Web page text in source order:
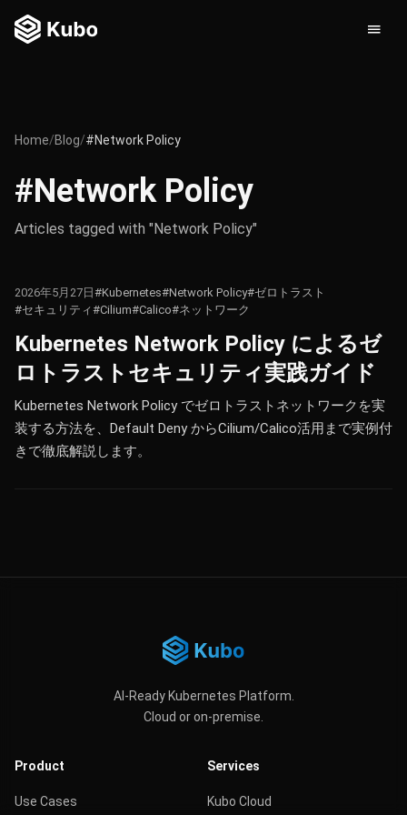
Home/Blog/#Network Policy
#Network Policy
Articles tagged with "Network Policy"
2026年5月27日 #Kubernetes#Network Policy#ゼロトラスト
#セキュリティ#Cilium#Calico#ネットワーク
Kubernetes Network Policy によるゼ
ロトラストセキュリティ実践ガイド
Kubernetes Network Policy でゼロトラストネットワークを実
装する方法を、Default Deny からCilium/Calico活用まで実例付
きで徹底解説します。
AI-Ready Kubernetes Platform.
Cloud or on-premise.
Product
Use Cases
Services
Kubo Cloud